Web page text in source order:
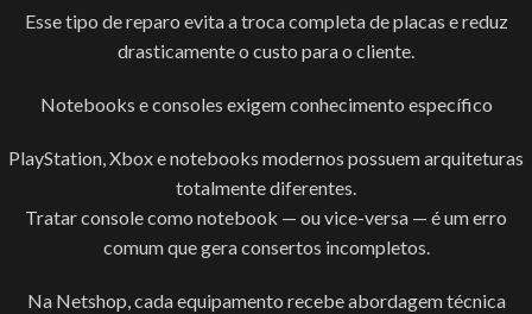
Esse tipo de reparo evita a troca completa de placas e reduz
drasticamente o custo para o cliente.
Notebooks e consoles exigem conhecimento específico
PlayStation, Xbox e notebooks modernos possuem arquiteturas
totalmente diferentes.
Tratar console como notebook — ou vice-versa — é um erro
comum que gera consertos incompletos.
Na Netshop, cada equipamento recebe abordagem técnica